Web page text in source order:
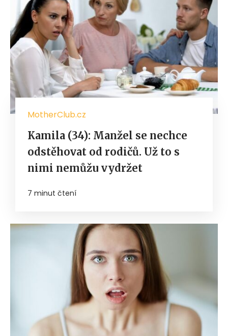
MotherClub.cz
Kamila (34): Manžel se nechce
odstěhovat od rodičů. Už to s
nimi nemůžu vydržet
7 minut čtení